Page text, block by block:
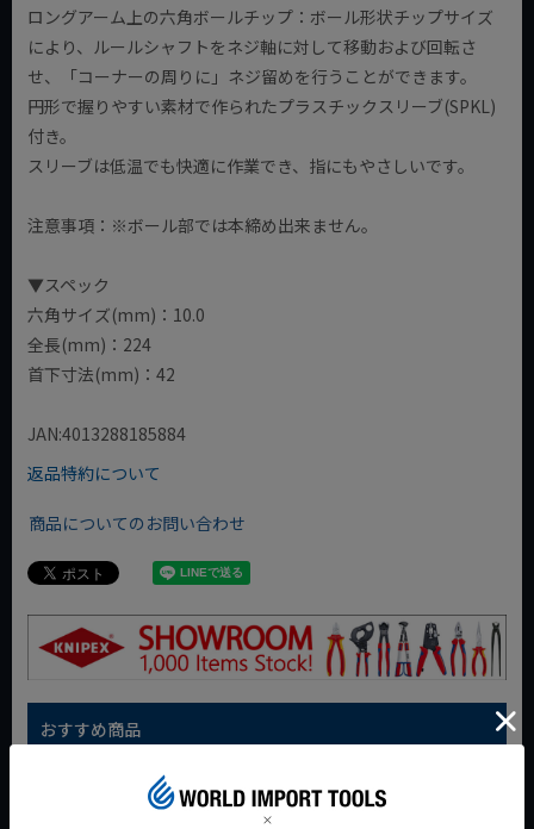
ロングアーム上の六角ボールチップ：ボール形状チップサイズ
により、ルールシャフトをネジ軸に対して移動および回転さ
せ、「コーナーの周りに」ネジ留めを行うことができます。
円形で握りやすい素材で作られたプラスチックスリーブ(SPKL)
付き。
スリーブは低温でも快適に作業でき、指にもやさしいです。
注意事項：※ボール部では本締め出来ません。
▼スペック
六角サイズ(mm)：10.0
全長(mm)：224
首下寸法(mm)：42
JAN:4013288185884
返品特約について
商品についてのお問い合わせ
おすすめ商品